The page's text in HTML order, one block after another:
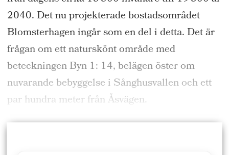
2040. Det nu projekterade bostadsområdet
Blomsterhagen ingår som en del i detta. Det är
frågan om ett naturskönt område med
beteckningen Byn 1: 14, belägen öster om
nuvarande bebyggelse i Sånghusvallen och ett
par hundra meter från Åsvägen.